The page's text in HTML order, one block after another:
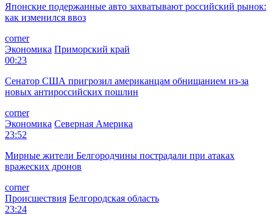
Японские подержанные авто захватывают российский рынок:
как изменился ввоз
corner
Экономика Приморский край
00:23
Сенатор США пригрозил американцам обнищанием из-за
новых антироссийских пошлин
corner
Экономика Северная Америка
23:52
Мирные жители Белгородчины пострадали при атаках
вражеских дронов
corner
Происшествия Белгородская область
23:24